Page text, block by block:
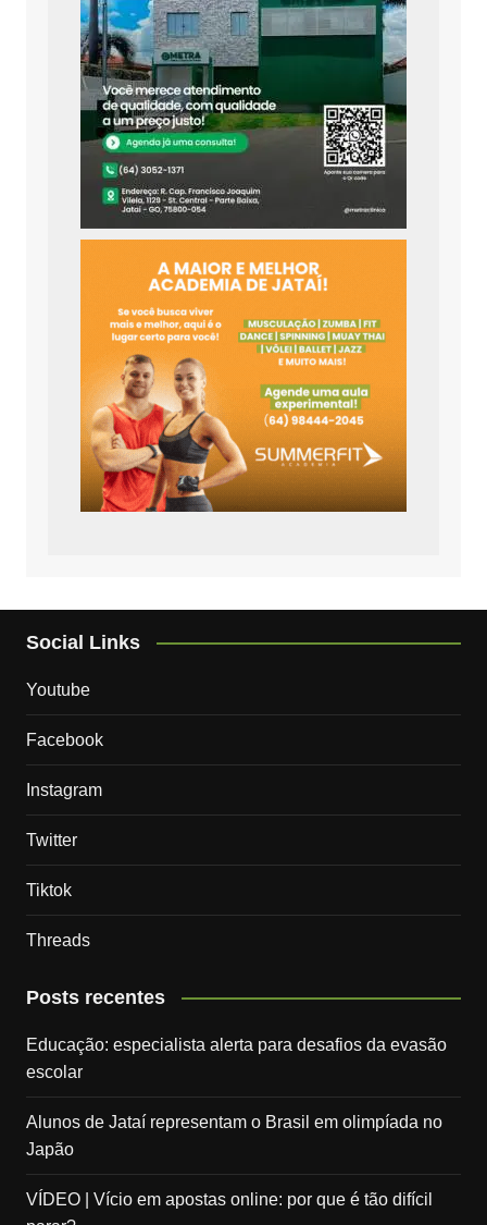
Social Links
Youtube
Facebook
Instagram
Twitter
Tiktok
Threads
Posts recentes
Educação: especialista alerta para desafios da evasão
escolar
Alunos de Jataí representam o Brasil em olimpíada no
Japão
VÍDEO | Vício em apostas online: por que é tão difícil